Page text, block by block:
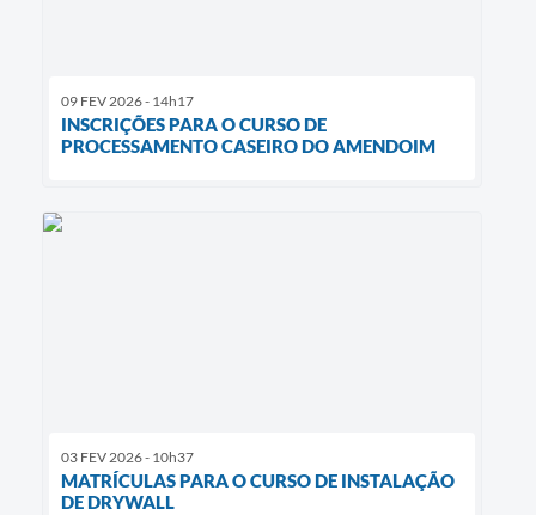
09 FEV 2026 - 14h17
INSCRIÇÕES PARA O CURSO DE
PROCESSAMENTO CASEIRO DO AMENDOIM
03 FEV 2026 - 10h37
MATRÍCULAS PARA O CURSO DE INSTALAÇÃO
DE DRYWALL